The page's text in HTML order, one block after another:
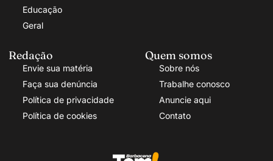
Educação
Geral
Redação
Envie sua matéria
Faça sua denúncia
Política de privacidade
Política de cookies
Quem somos
Sobre nós
Trabalhe conosco
Anuncie aqui
Contato